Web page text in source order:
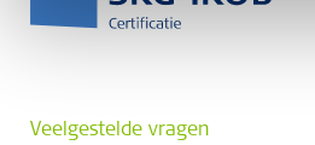
Veelgestelde vragen